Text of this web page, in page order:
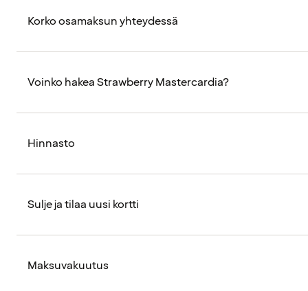
Korko osamaksun yhteydessä
Voinko hakea Strawberry Mastercardia?
Hinnasto
Sulje ja tilaa uusi kortti
Maksuvakuutus